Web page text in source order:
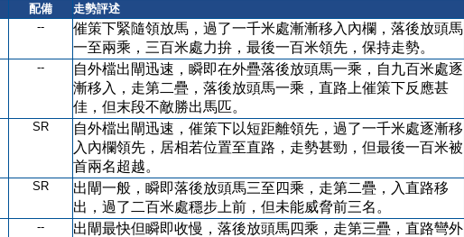
配備
走勢評述
--
催策下緊隨領放馬，過了一千米處漸漸移入內欄，落後放頭馬
一至兩乘，三百米處力拚，最後一百米領先，保持走勢。
--
自外檔出閘迅速，瞬即在外疊落後放頭馬一乘，自九百米處逐
漸移入，走第二疊，落後放頭馬一乘，直路上催策下反應甚
佳，但末段不敵勝出馬匹。
SR
自外檔出閘迅速，催策下以短距離領先，過了一千米處逐漸移
入內欄領先，居相若位置至直路，走勢甚勁，但最後一百米被
首兩名超越。
SR
出閘一般，瞬即落後放頭馬三至四乘，走第二疊，入直路移
出，過了二百米處穩步上前，但未能威脅前三名。
--
出閘最快但瞬即收慢，落後放頭馬四乘，走第三疊，直路彎外